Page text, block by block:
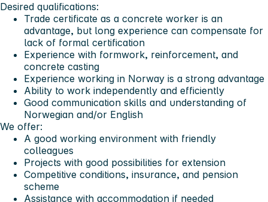
Desired qualifications:
Trade certificate as a concrete worker is an
advantage, but long experience can compensate for
lack of formal certification
Experience with formwork, reinforcement, and
concrete casting
Experience working in Norway is a strong advantage
Ability to work independently and efficiently
Good communication skills and understanding of
Norwegian and/or English
We offer:
A good working environment with friendly
colleagues
Projects with good possibilities for extension
Competitive conditions, insurance, and pension
scheme
Assistance with accommodation if needed